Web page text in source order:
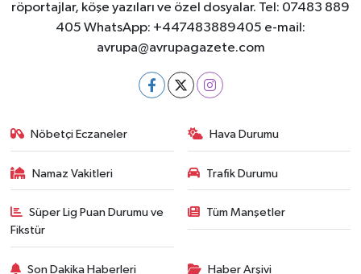
röportajlar, köşe yazıları ve özel dosyalar. Tel: 07483 889
405 WhatsApp: +447483889405 e-mail:
avrupa@avrupagazete.com
Nöbetçi Eczaneler Hava Durumu
Namaz Vakitleri Trafik Durumu
Süper Lig Puan Durumu ve
Fikstür
Tüm Manşetler
Son Dakika Haberleri Haber Arşivi